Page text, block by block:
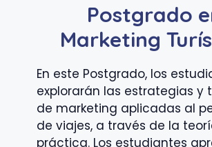
Postgrado
Marketing
En este Postgrado, los
explorarán las estrategias y
de marketing aplicadas al
de viajes, a través de la
práctica. Los estudiantes